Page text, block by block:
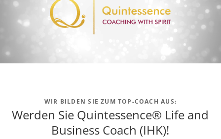
WIR BILDEN SIE ZUM TOP-COACH AUS:
Werden Sie Quintessence® Life and
Business Coach (IHK)!